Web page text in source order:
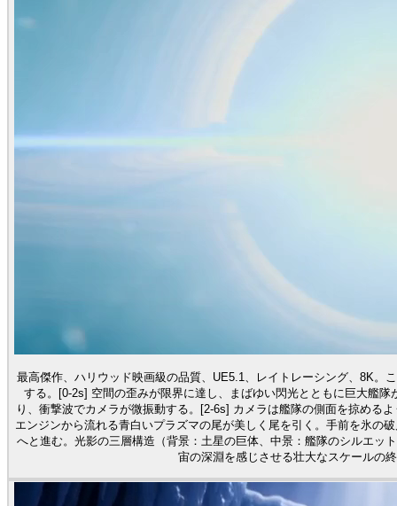
最高傑作、ハリウッド映画級の品質、UE5.1、レイトレーシング、8K。
する。[0-2s] 空間の歪みが限界に達し、まばゆい閃光とともに巨大艦
り、衝撃波でカメラが微振動する。[2-6s] カメラは艦隊の側面を掠める
エンジンから流れる青白いプラズマの尾が美しく尾を引く。手前を氷の
へと進む。光影の三層構造（背景：土星の巨体、中景：艦隊のシルエッ
宙の深淵を感じさせる壮大なスケールの